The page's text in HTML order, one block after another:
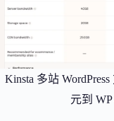
Kinsta 多站
元到